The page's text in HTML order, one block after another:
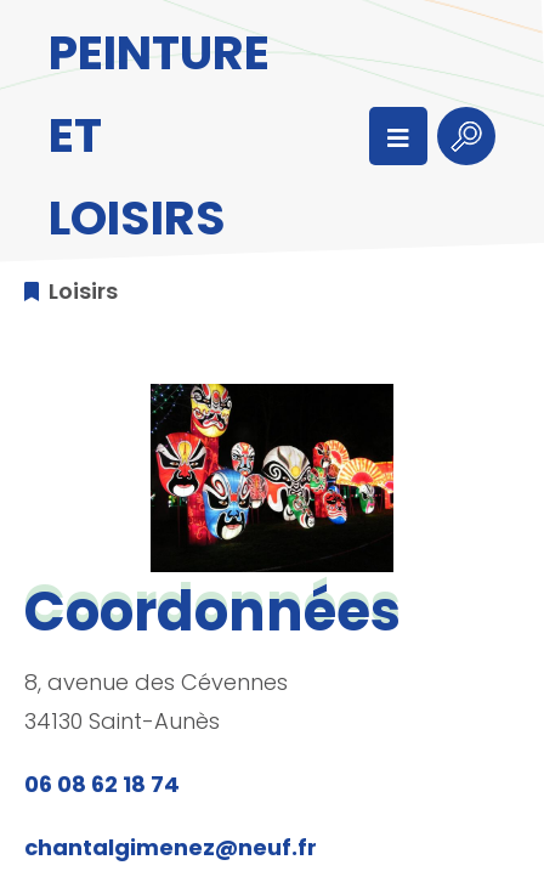
Aller à la recherche
PEINTURE
ET
LOISIRS
Menu
Loisirs
Coordonnées
8, avenue des Cévennes
34130 Saint-Aunès
06 08 62 18 74
chantalgimenez@neuf.fr